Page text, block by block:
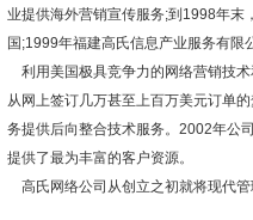
业提供海外营销宣传服务;到1998年末
国;1999年福建高氏信息产业服务有限
利用美国极具竞争力的网络营销技
从网上签订几万甚至上百万美元订单
务提供后向整合技术服务。2002年公
提供了最为丰富的客户资源。
高氏网络公司从创立之初就将现代管